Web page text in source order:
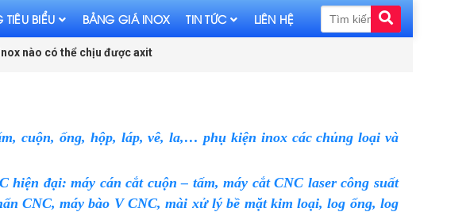
BIỂU BẢNG GIÁ INOX TIN TỨC LIÊN HỆ
nào có thể chịu được axit
cuộn, ống, hộp, láp, vê, la,… phụ kiện inox các chủng loại và
đại: máy cán cắt cuộn – tấm, máy cắt CNC laser công suất
CNC, máy bào V CNC, mài xử lý bề mặt kim loại, log ống, log